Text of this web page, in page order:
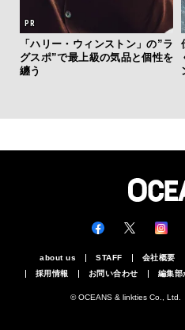
「ハリー・ウィンストン」の”ラ
グスポ”で最上級の気品と個性を
纏う
about us STAFF 会社概要
採用情報
お問い合わせ 編集部
© OCEANS & linkties Co., Ltd.